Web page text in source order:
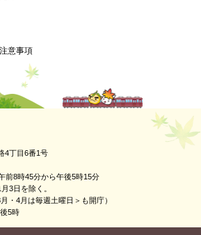
意事項
4丁目6番1号
前8時45分から午後5時15分
3日を除く。
・4月は毎週土曜日＞も開庁）
5時